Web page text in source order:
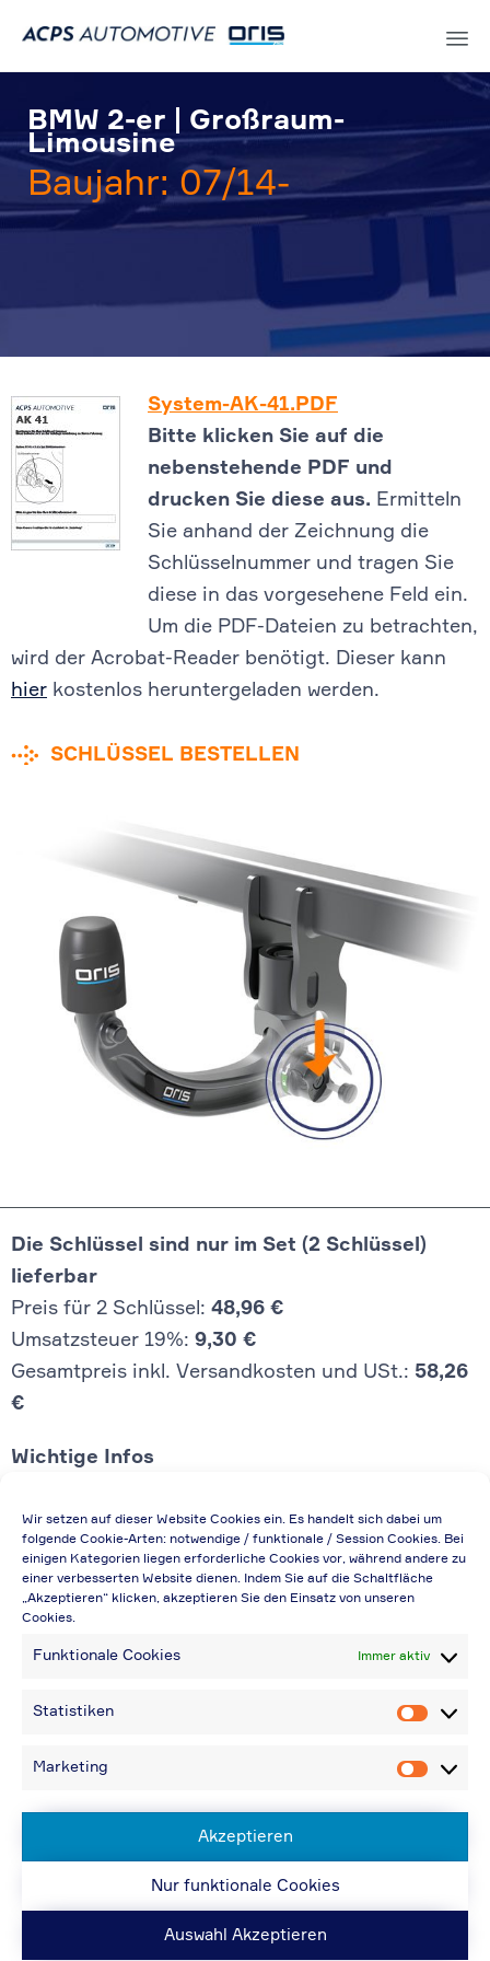
Wir setzen auf dieser Website Cookies ein. Es handelt sich dabei um
folgende Cookie-Arten: notwendige / funktionale / Session Cookies. Bei
einigen Kategorien liegen erforderliche Cookies vor, während andere zu
einer verbesserten Website dienen. Indem Sie auf die Schaltfläche
„Akzeptieren“ klicken, akzeptieren Sie den Einsatz von unseren
Cookies.
Funktionale Cookies Immer aktiv
Statistiken
Marketing
Akzeptieren
Nur funktionale Cookies
Auswahl Akzeptieren
BMW 2-er | Großraum-
Limousine
Baujahr: 07/14-
System-AK-41.PDF
Bitte klicken Sie auf die
nebenstehende PDF und
drucken Sie diese aus. Ermitteln
Sie anhand der Zeichnung die
Schlüsselnummer und tragen Sie
diese in das vorgesehene Feld ein.
Um die PDF-Dateien zu betrachten,
wird der Acrobat-Reader benötigt. Dieser kann
hier kostenlos heruntergeladen werden.
SCHLÜSSEL BESTELLEN
Die Schlüssel sind nur im Set (2 Schlüssel)
lieferbar
Preis für 2 Schlüssel: 48,96 €
Umsatzsteuer 19%: 9,30 €
Gesamtpreis inkl. Versandkosten und USt.: 58,26
€
Wichtige Infos
Die Preisangabe gilt auch für
Handelsbetriebe (Netto-Preis, ohne
Rabattabzug)
Falls durch Falschangaben im Bestellformular
Bei Rückfragen können Sie uns über die E-
Bei Angabe von USt-IdNr und Bestellungen
| Website: ORIS